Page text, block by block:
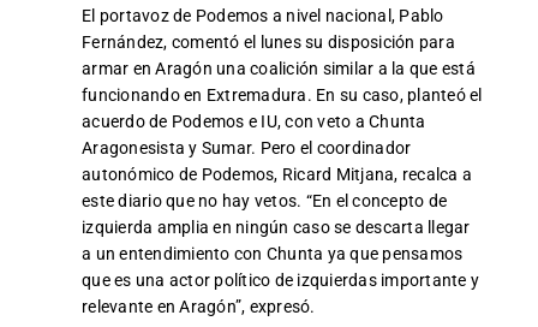
El portavoz de Podemos a nivel nacional, Pablo
Fernández, comentó el lunes su disposición para
armar en Aragón una coalición similar a la que está
funcionando en Extremadura. En su caso, planteó el
acuerdo de Podemos e IU, con veto a Chunta
Aragonesista y Sumar. Pero el coordinador
autonómico de Podemos, Ricard Mitjana, recalca a
este diario que no hay vetos. “En el concepto de
izquierda amplia en ningún caso se descarta llegar
a un entendimiento con Chunta ya que pensamos
que es una actor político de izquierdas importante y
relevante en Aragón”, expresó.